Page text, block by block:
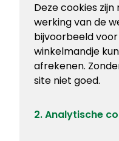
Deze cookies
werking van de
bijvoorbeeld
winkelmandje
afrekenen.
site niet goed.
2. Analytische